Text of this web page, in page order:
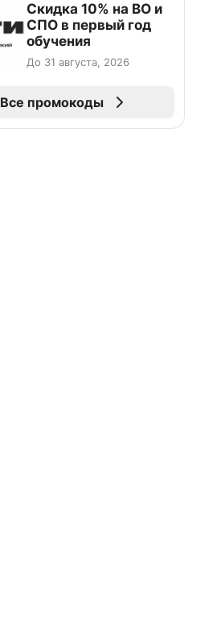
Скидка 10% на ВО и
СПО в первый год
обучения
До 31 августа, 2026
Все промокоды